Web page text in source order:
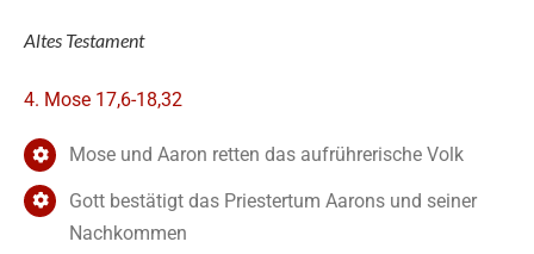
Altes Testament
4. Mose 17,6-18,32
Mose und Aaron retten das aufrührerische Volk
Gott bestätigt das Priestertum Aarons und seiner
Nachkommen